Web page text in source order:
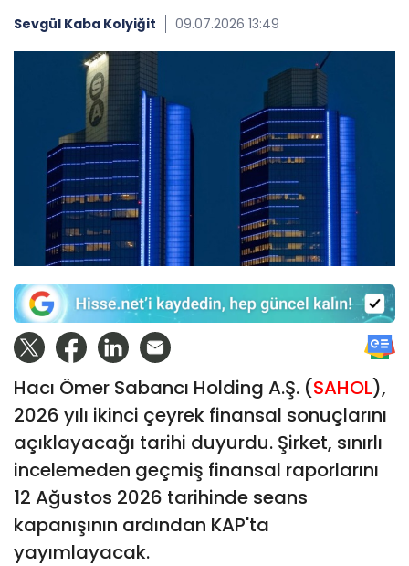
Sevgül Kaba Kolyiğit 09.07.2026 13:49
Hacı Ömer Sabancı Holding A.Ş. (SAHOL),
2026 yılı ikinci çeyrek finansal sonuçlarını
açıklayacağı tarihi duyurdu. Şirket, sınırlı
incelemeden geçmiş finansal raporlarını
12 Ağustos 2026 tarihinde seans
kapanışının ardından KAP'ta
yayımlayacak.